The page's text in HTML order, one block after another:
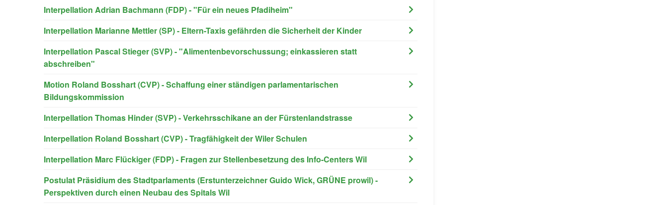
Interpellation Adrian Bachmann (FDP) - "Für ein neues Pfadiheim"
Interpellation Marianne Mettler (SP) - Eltern-Taxis gefährden die Sicherheit der Kinder
Interpellation Pascal Stieger (SVP) - "Alimentenbevorschussung; einkassieren statt
abschreiben"
Motion Roland Bosshart (CVP) - Schaffung einer ständigen parlamentarischen
Bildungskommission
Interpellation Thomas Hinder (SVP) - Verkehrsschikane an der Fürstenlandstrasse
Interpellation Roland Bosshart (CVP) - Tragfähigkeit der Wiler Schulen
Interpellation Marc Flückiger (FDP) - Fragen zur Stellenbesetzung des Info-Centers Wil
Postulat Präsidium des Stadtparlaments (Erstunterzeichner Guido Wick, GRÜNE prowil) -
Perspektiven durch einen Neubau des Spitals Wil